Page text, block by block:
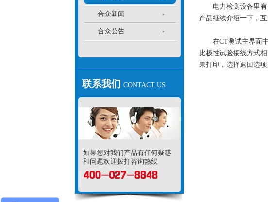
合众新闻
合众公告
联系我们 CONTACT US
如果您对我们产品有任何疑惑
和问题欢迎拨打咨询热线
电力检测设备里有
产品继续介绍一下，
在CT测试主界面中
比极性试验接线方式
果打印，选择返回选项